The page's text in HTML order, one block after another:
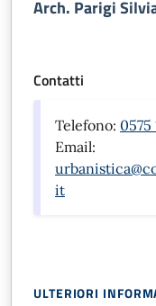
Arch. Parigi
Contatti
Telefono: 0575
Email:
it
ULTERIORI